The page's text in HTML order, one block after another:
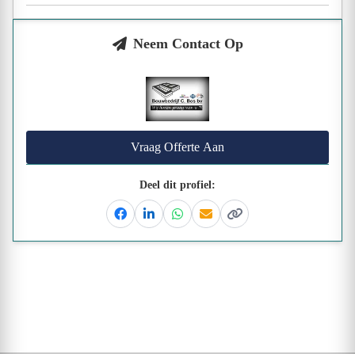
Neem Contact Op
Vraag Offerte Aan
Deel dit profiel:
FacebookLinkedinWhatsapp
EmailKopieer link